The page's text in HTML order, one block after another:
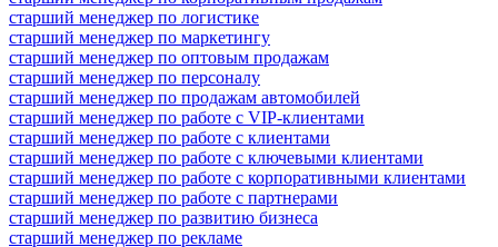
старший менеджер по логистике
старший менеджер по маркетингу
старший менеджер по оптовым продажам
старший менеджер по персоналу
старший менеджер по продажам автомобилей
старший менеджер по работе с VIP-клиентами
старший менеджер по работе с клиентами
старший менеджер по работе с ключевыми клиентами
старший менеджер по работе с корпоративными клиентами
старший менеджер по работе с партнерами
старший менеджер по развитию бизнеса
старший менеджер по рекламе